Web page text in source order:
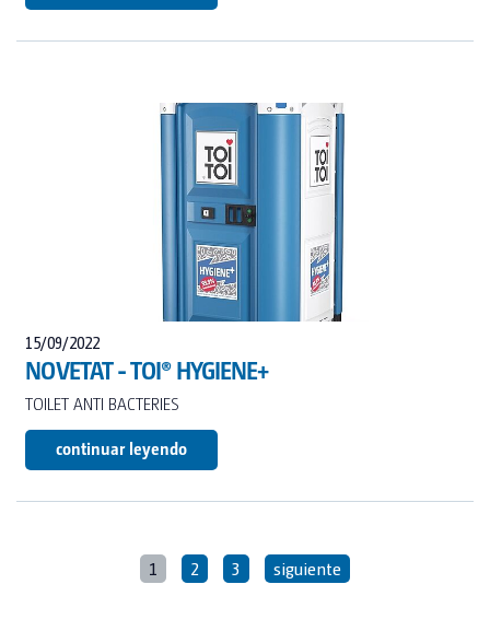
15/09/2022
NOVETAT - TOI® HYGIENE+
TOILET ANTI BACTERIES
continuar leyendo
1 2 3 siguiente